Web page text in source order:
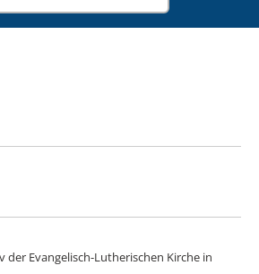
der Evangelisch-Lutherischen Kirche in